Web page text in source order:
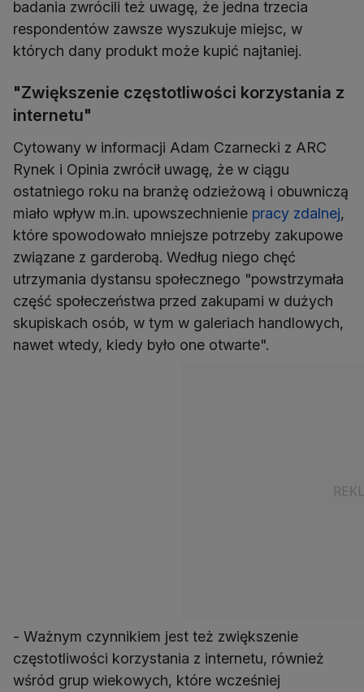
badania zwrócili też uwagę, że jedna trzecia
respondentów zawsze wyszukuje miejsc, w
których dany produkt może kupić najtaniej.
"Zwiększenie częstotliwości korzystania z
internetu"
Cytowany w informacji Adam Czarnecki z ARC
Rynek i Opinia zwrócił uwagę, że w ciągu
ostatniego roku na branżę odzieżową i obuwniczą
miało wpływ m.in. upowszechnienie pracy zdalnej,
które spowodowało mniejsze potrzeby zakupowe
związane z garderobą. Według niego chęć
utrzymania dystansu społecznego "powstrzymała
część społeczeństwa przed zakupami w dużych
skupiskach osób, w tym w galeriach handlowych,
nawet wtedy, kiedy było one otwarte".
- Ważnym czynnikiem jest też zwiększenie
częstotliwości korzystania z internetu, również
wśród grup wiekowych, które wcześniej